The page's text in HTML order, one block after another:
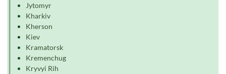
Jytomyr
Kharkiv
Kherson
Kiev
Kramatorsk
Kremenchug
Kryvyi Rih